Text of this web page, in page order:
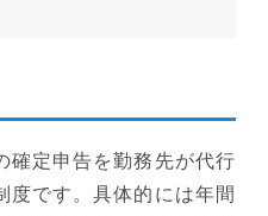
確定申告を勤務先が代行
度です。具体的には年間